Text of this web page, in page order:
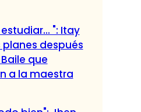
": Itay
planes después
que
a la maestra